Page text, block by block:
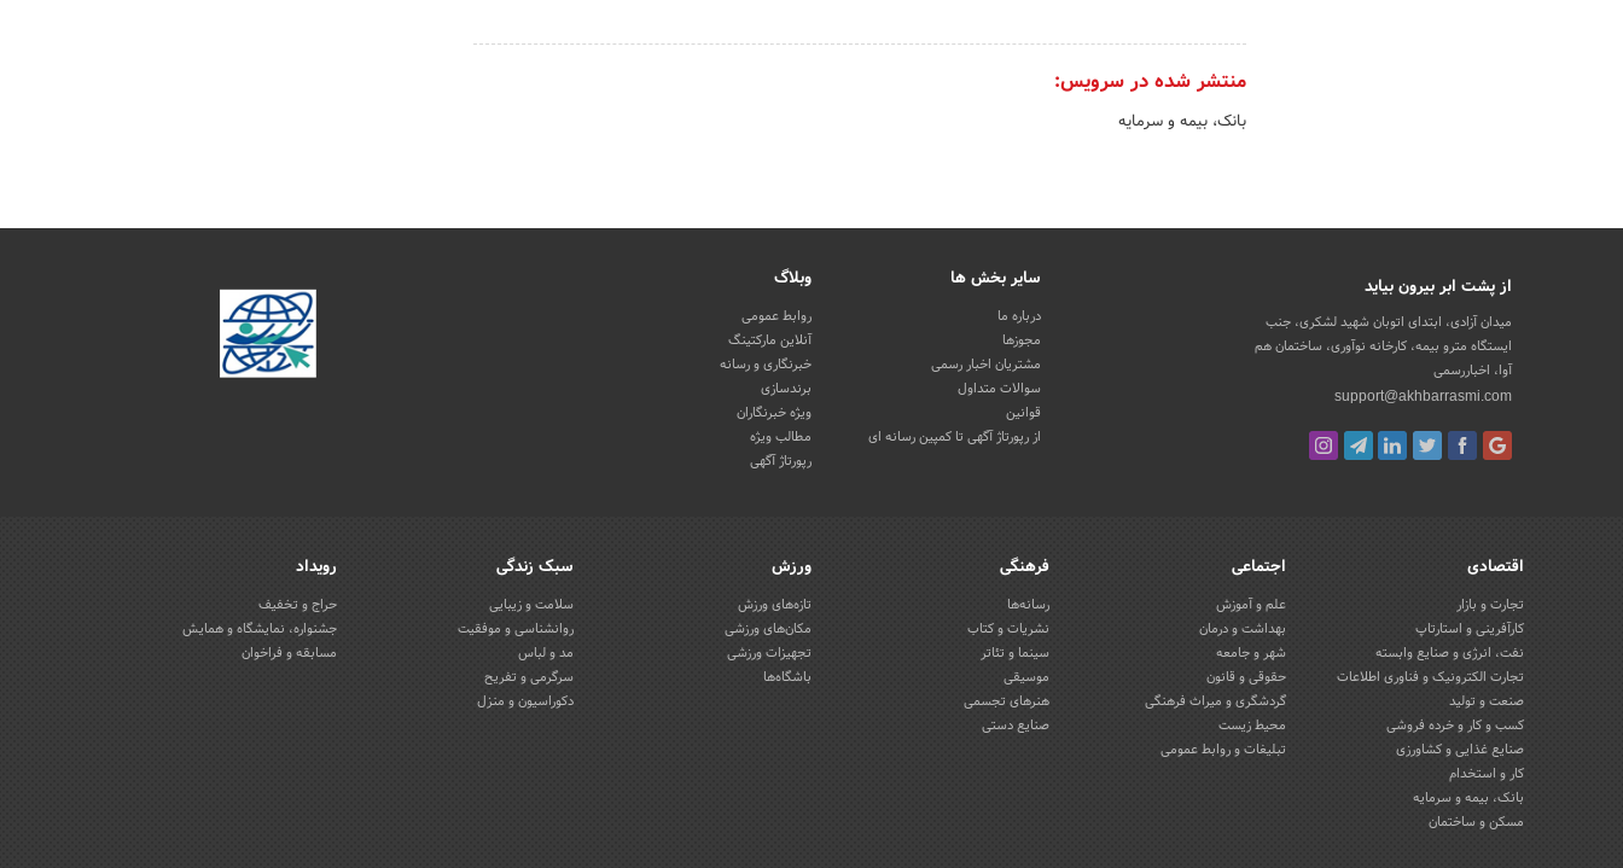
منتشر شده در سرویس:
بانک، بیمه و سرمایه
از پشت ابر بیرون بیاید
میدان آزادی، ابتدای اتوبان شهید لشکری، جنب
ایستگاه مترو بیمه، کارخانه نوآوری، ساختمان هم
آوا، اخباررسمی
support@akhbarrasmi.com
سایر بخش ها
درباره ما
مجوزها
مشتریان اخبار رسمی
سوالات متداول
قوانین
از رپورتاژ آگهی تا کمپین رسانه ای
وبلاگ
روابط عمومی
آنلاین مارکتینگ
خبرنگاری و رسانه
برندسازی
ویژه خبرنگاران
مطالب ویژه
رپورتاژ آگهی
اقتصادی
تجارت و بازار
کارآفرینی و استارتاپ
نفت، انرژی و صنایع وابسته
تجارت الکترونیک و فناوری اطلاعات
صنعت و تولید
کسب و کار و خرده فروشی
صنایع غذایی و کشاورزی
کار و استخدام
بانک، بیمه و سرمایه
مسکن و ساختمان
اجتماعی
علم و آموزش
بهداشت و درمان
شهر و جامعه
حقوقی و قانون
گردشگری و میراث فرهنگی
محیط زیست
تبلیغات و روابط عمومی
فرهنگی
رسانه‌ها
نشریات و کتاب
سینما و تئاتر
موسیقی
هنرهای تجسمی
صنایع دستی
ورزش
تازه‌های ورزش
مکان‌های ورزشی
تجهیزات ورزشی
باشگاه‌ها
سبک زندگی
سلامت و زیبایی
روانشناسی و موفقیت
مد و لباس
سرگرمی و تفریح
دکوراسیون و منزل
رویداد
حراج و تخفیف
جشنواره، نمایشگاه و همایش
مسابقه و فراخوان